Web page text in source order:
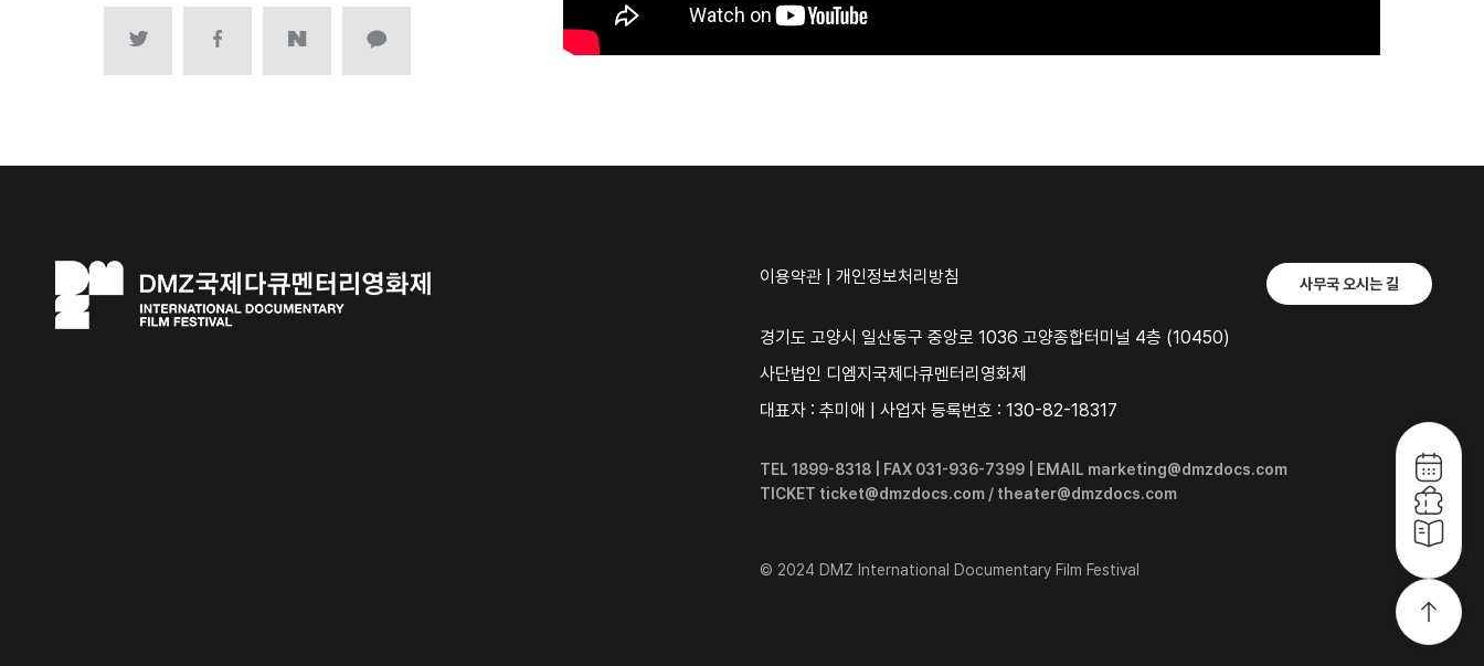
이용약관 개인정보처리방침
경기도 고양시 일산동구 중앙로 1036 고양종합터미널 4층 (10450)
사단법인 디엠지국제다큐멘터리영화제
대표자 : 추미애 | 사업자 등록번호 : 130-82-18317
사무국 오시는 길
TEL 1899-8318 | FAX 031-936-7399 | EMAIL marketing@dmzdocs.com
TICKET ticket@dmzdocs.com / theater@dmzdocs.com
© 2024 DMZ International Documentary Film Festival